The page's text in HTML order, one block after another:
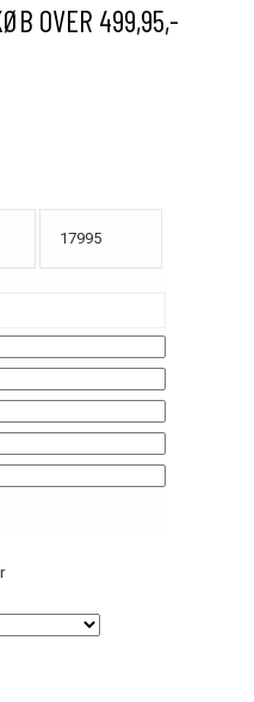
OVER 499,95,-
Sorteret
efter